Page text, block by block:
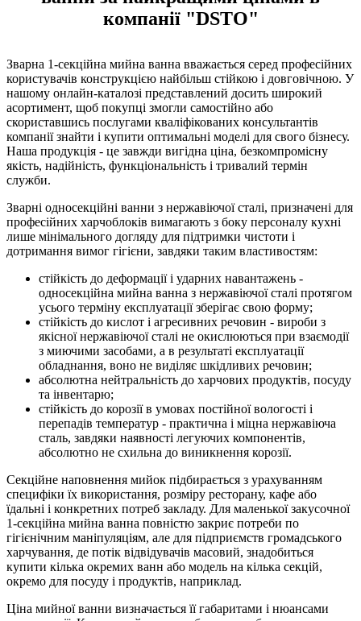
компанії "DSTO"
Зварна 1-секційна мийна ванна вважається серед професійних
користувачів конструкцією найбільш стійкою і довговічною. У
нашому онлайн-каталозі представлений досить широкий
асортимент, щоб покупці змогли самостійно або
скориставшись послугами кваліфікованих консультантів
компанії знайти і купити оптимальні моделі для свого бізнесу.
Наша продукція - це завжди вигідна ціна, безкомпромісну
якість, надійність, функціональність і тривалий термін
служби.
Зварні односекційні ванни з нержавіючої сталі, призначені для
професійних харчоблоків вимагають з боку персоналу кухні
лише мінімального догляду для підтримки чистоти і
дотримання вимог гігієни, завдяки таким властивостям:
стійкість до деформації і ударних навантажень -
односекційна мийна ванна з нержавіючої сталі протягом
усього терміну експлуатації зберігає свою форму;
стійкість до кислот і агресивних речовин - вироби з
якісної нержавіючої сталі не окислюються при взаємодії
з миючими засобами, а в результаті експлуатації
обладнання, воно не виділяє шкідливих речовин;
абсолютна нейтральність до харчових продуктів, посуду
та інвентарю;
стійкість до корозії в умовах постійної вологості і
перепадів температур - практична і міцна нержавіюча
сталь, завдяки наявності легуючих компонентів,
абсолютно не схильна до виникнення корозії.
Секційне наповнення мийок підбирається з урахуванням
специфіки їх використання, розміру ресторану, кафе або
їдальні і конкретних потреб закладу. Для маленької закусочної
1-секційна мийна ванна повністю закриє потреби по
гігієнічним маніпуляціям, але для підприємств громадського
харчування, де потік відвідувачів масовий, знадобиться
купити кілька окремих ванн або модель на кілька секцій,
окремо для посуду і продуктів, наприклад.
Ціна мийної ванни визначається її габаритами і нюансами